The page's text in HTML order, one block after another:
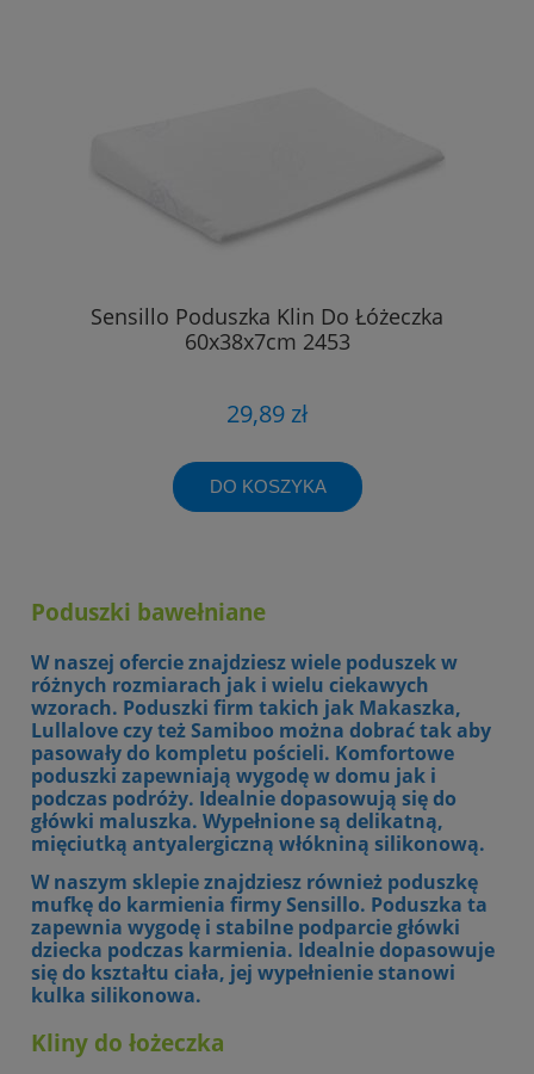
Sensillo Poduszka Klin Do Łóżeczka
60x38x7cm 2453
29,89 zł
DO KOSZYKA
Poduszki bawełniane
W naszej ofercie znajdziesz wiele poduszek w
różnych rozmiarach jak i wielu ciekawych
wzorach. Poduszki firm takich jak Makaszka,
Lullalove czy też Samiboo można dobrać tak aby
pasowały do kompletu pościeli. Komfortowe
poduszki zapewniają wygodę w domu jak i
podczas podróży. Idealnie dopasowują się do
główki maluszka. Wypełnione są delikatną,
mięciutką antyalergiczną włókniną silikonową.
W naszym sklepie znajdziesz również poduszkę
mufkę do karmienia firmy Sensillo. Poduszka ta
zapewnia wygodę i stabilne podparcie główki
dziecka podczas karmienia. Idealnie dopasowuje
się do kształtu ciała, jej wypełnienie stanowi
kulka silikonowa.
Kliny do łożeczka